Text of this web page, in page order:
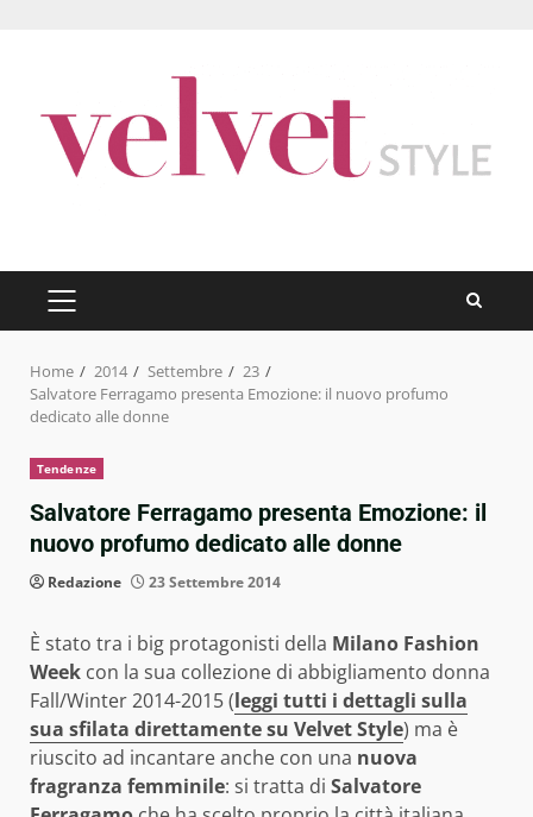
PRIMARY
MENU
Home 2014 Settembre
23
Salvatore Ferragamo presenta Emozione: il nuovo profumo
dedicato alle donne
Tendenze
Salvatore Ferragamo presenta Emozione: il
nuovo profumo dedicato alle donne
Redazione 23 Settembre 2014
È stato tra i big protagonisti della Milano Fashion
Week con la sua collezione di abbigliamento donna
Fall/Winter 2014-2015 (leggi tutti i dettagli sulla
sua sfilata direttamente su Velvet Style) ma è
riuscito ad incantare anche con una nuova
fragranza femminile: si tratta di Salvatore